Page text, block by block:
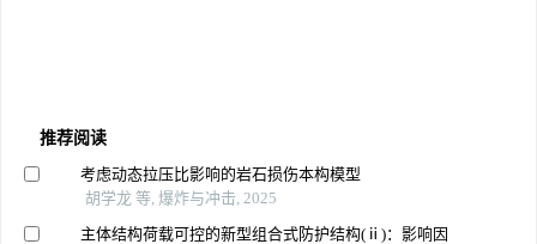
推荐阅读
考虑动态拉压比影响的岩石损伤本构模型
胡学龙 等, 爆炸与冲击, 2025
主体结构荷载可控的新型组合式防护结构(ⅱ)：影响因